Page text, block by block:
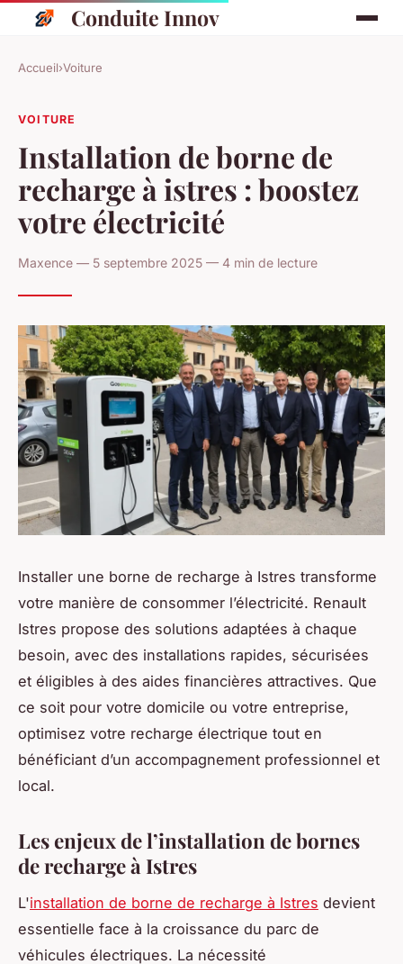
Conduite Innov
Accueil›Voiture
VOITURE
Installation de borne de
recharge à istres : boostez
votre électricité
Maxence — 5 septembre 2025 — 4 min de lecture
Installer une borne de recharge à Istres transforme
votre manière de consommer l’électricité. Renault
Istres propose des solutions adaptées à chaque
besoin, avec des installations rapides, sécurisées
et éligibles à des aides financières attractives. Que
ce soit pour votre domicile ou votre entreprise,
optimisez votre recharge électrique tout en
bénéficiant d’un accompagnement professionnel et
local.
Les enjeux de l’installation de bornes
de recharge à Istres
L'installation de borne de recharge à Istres devient
essentielle face à la croissance du parc de
véhicules électriques. La nécessité